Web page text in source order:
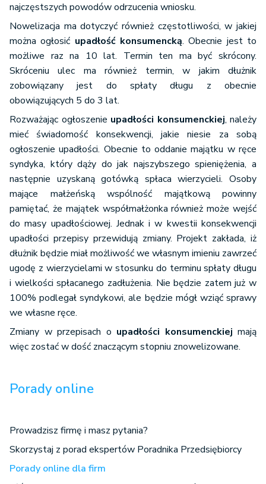
najczęstszych powodów odrzucenia wniosku.
Nowelizacja ma dotyczyć również częstotliwości, w jakiej
można ogłosić upadłość konsumencką. Obecnie jest to
możliwe raz na 10 lat. Termin ten ma być skrócony.
Skróceniu ulec ma również termin, w jakim dłużnik
zobowiązany jest do spłaty długu z obecnie
obowiązujących 5 do 3 lat.
Rozważając ogłoszenie upadłości konsumenckiej, należy
mieć świadomość konsekwencji, jakie niesie za sobą
ogłoszenie upadłości. Obecnie to oddanie majątku w ręce
syndyka, który dąży do jak najszybszego spieniężenia, a
następnie uzyskaną gotówką spłaca wierzycieli. Osoby
mające małżeńską wspólność majątkową powinny
pamiętać, że majątek współmałżonka również może wejść
do masy upadłościowej. Jednak i w kwestii konsekwencji
upadłości przepisy przewidują zmiany. Projekt zakłada, iż
dłużnik będzie miał możliwość we własnym imieniu zawrzeć
ugodę z wierzycielami w stosunku do terminu spłaty długu
i wielkości spłacanego zadłużenia. Nie będzie zatem już w
100% podlegał syndykowi, ale będzie mógł wziąć sprawy
we własne ręce.
Zmiany w przepisach o upadłości konsumenckiej mają
więc zostać w dość znaczącym stopniu znowelizowane.
Porady online
Prowadzisz firmę i masz pytania?
Skorzystaj z porad ekspertów Poradnika Przedsiębiorcy
Porady online dla firm